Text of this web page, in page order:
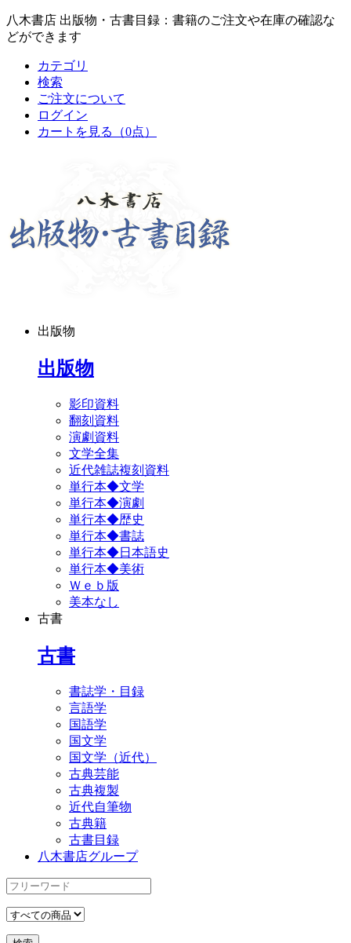
八木書店 出版物・古書目録：書籍のご注文や在庫の確認な
どができます
カテゴリ
検索
ご注文について
ログイン
カートを見る
（0点）
出版物
出版物
影印資料
翻刻資料
演劇資料
文学全集
近代雑誌複刻資料
単行本◆文学
単行本◆演劇
単行本◆歴史
単行本◆書誌
単行本◆日本語史
単行本◆美術
Ｗｅｂ版
美本なし
古書
古書
書誌学・目録
言語学
国語学
国文学
国文学（近代）
古典芸能
古典複製
近代自筆物
古典籍
古書目録
八木書店グループ